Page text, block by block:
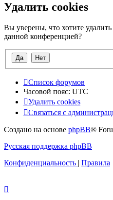
Удалить cookies
Вы уверены, что хотите
данной конференцией?
Список форумов
Часовой пояс: UTC
Удалить cookies
Связаться с
Создано на основе phpBB®
Русская поддержка phpBB
Конфиденциальность | Правила